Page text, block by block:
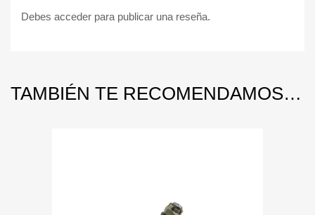
Debes acceder para publicar una reseña.
TAMBIÉN TE RECOMENDAMOS…